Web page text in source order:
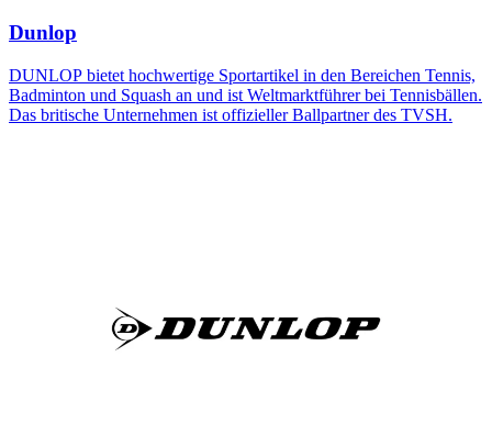
Dunlop
DUNLOP bietet hochwertige Sportartikel in den Bereichen Tennis,
Badminton und Squash an und ist Weltmarktführer bei Tennisbällen.
Das britische Unternehmen ist offizieller Ballpartner des TVSH.